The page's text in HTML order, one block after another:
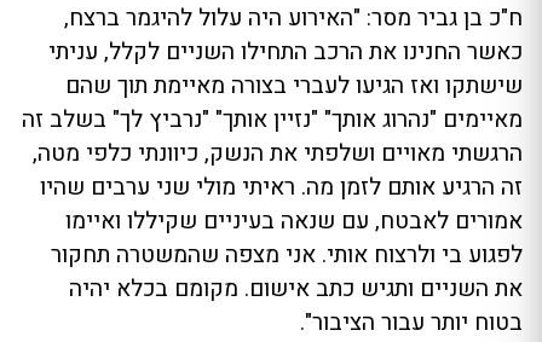
ח"כ בן גביר מסר: "האירוע היה עלול להיגמר ברצח,
כאשר החנינו את הרכב התחילו השניים לקלל, עניתי
שישתקו ואז הגיעו לעברי בצורה מאיימת תוך שהם
מאיימים "נהרוג אותך" "נזיין אותך" "נרביץ לך" בשלב זה
הרגשתי מאויים ושלפתי את הנשק, כיוונתי כלפי מטה,
זה הרגיע אותם לזמן מה. ראיתי מולי שני ערבים שהיו
אמורים לאבטח, עם שנאה בעיניים שקיללו ואיימו
לפגוע בי ולרצוח אותי. אני מצפה שהמשטרה תחקור
את השניים ותגיש כתב אישום. מקומם בכלא יהיה
בטוח יותר עבור הציבור".